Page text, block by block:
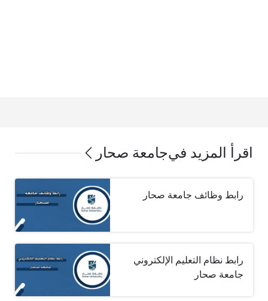
اقرأ المزيد فيجامعة صحار
رابط وظائف جامعة صحار
رابط نظام التعليم الإلكتروني
جامعة صحار